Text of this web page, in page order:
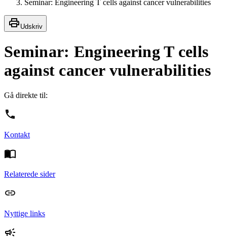
Seminar: Engineering T cells against cancer vulnerabilities
Udskriv
Seminar: Engineering T cells
against cancer vulnerabilities
Gå direkte til:
Kontakt
Relaterede sider
Nyttige links